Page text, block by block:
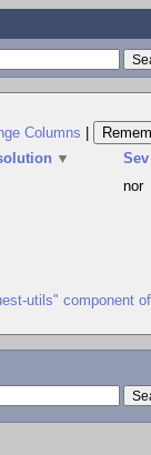
Columns
▼ Sev
nor
utils" component